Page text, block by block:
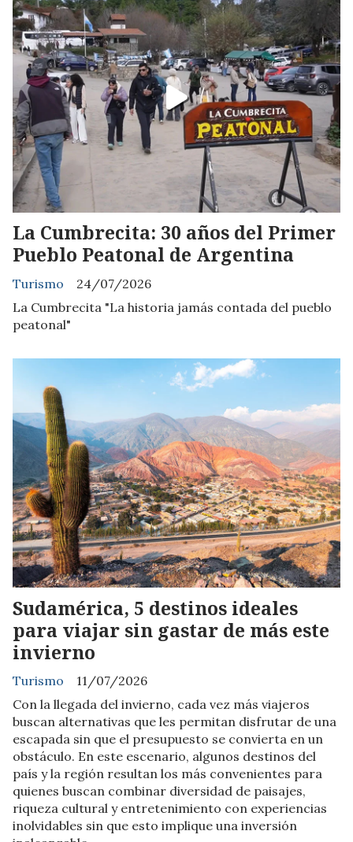
La Cumbrecita: 30 años del Primer
Pueblo Peatonal de Argentina
Turismo
24/07/2026
La Cumbrecita "La historia jamás contada del pueblo
peatonal"
Sudamérica, 5 destinos ideales
para viajar sin gastar de más este
invierno
Turismo
11/07/2026
Con la llegada del invierno, cada vez más viajeros
buscan alternativas que les permitan disfrutar de una
escapada sin que el presupuesto se convierta en un
obstáculo. En este escenario, algunos destinos del
país y la región resultan los más convenientes para
quienes buscan combinar diversidad de paisajes,
riqueza cultural y entretenimiento con experiencias
inolvidables sin que esto implique una inversión